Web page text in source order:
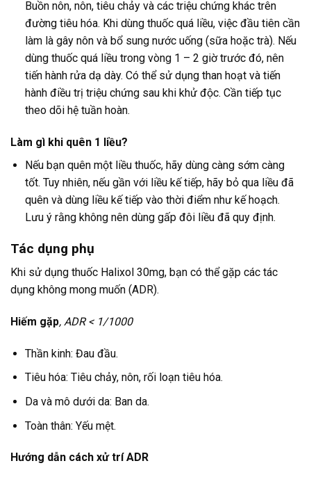
Buồn nôn, nôn, tiêu chảy và các triệu chứng khác trên
đường tiêu hóa. Khi dùng thuốc quá liều, việc đầu tiên cần
làm là gây nôn và bổ sung nước uống (sữa hoặc trà). Nếu
dùng thuốc quá liều trong vòng 1 – 2 giờ trước đó, nên
tiến hành rửa dạ dày. Có thể sử dụng than hoạt và tiến
hành điều trị triệu chứng sau khi khử độc. Cần tiếp tục
theo dõi hệ tuần hoàn.
Làm gì khi quên 1 liều?
Nếu bạn quên một liều thuốc, hãy dùng càng sớm càng
tốt. Tuy nhiên, nếu gần với liều kế tiếp, hãy bỏ qua liều đã
quên và dùng liều kế tiếp vào thời điểm như kế hoạch.
Lưu ý rằng không nên dùng gấp đôi liều đã quy định.
Tác dụng phụ
Khi sử dụng thuốc Halixol 30mg, bạn có thể gặp các tác
dụng không mong muốn (ADR).
Hiếm gặp, ADR < 1/1000
Thần kinh: Đau đầu.
Tiêu hóa: Tiêu chảy, nôn, rối loạn tiêu hóa.
Da và mô dưới da: Ban da.
Toàn thân: Yếu mệt.
Hướng dẫn cách xử trí ADR